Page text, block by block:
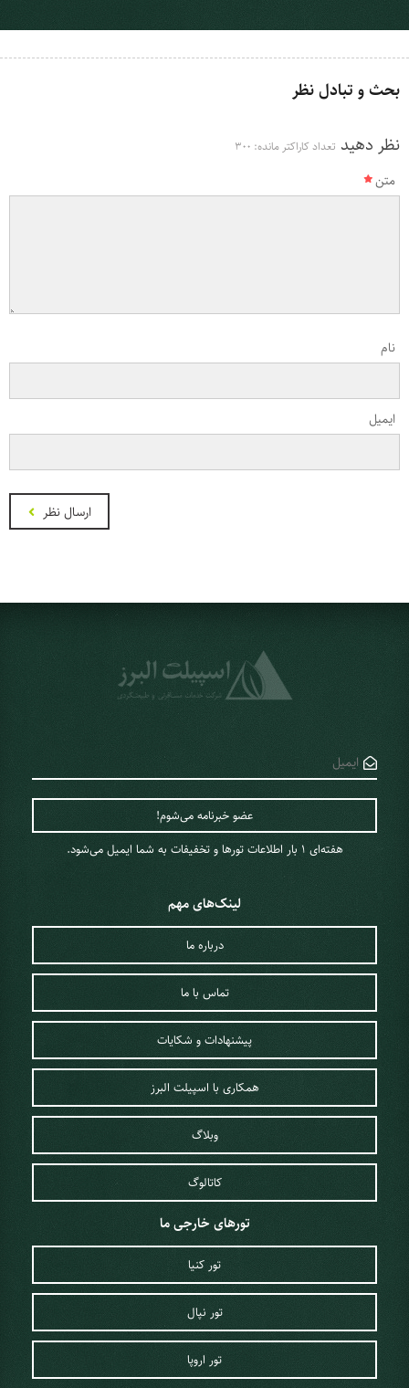
بحث و تبادل نظر
نظر دهید تعداد کاراکتر مانده: 300
متن
نام
ایمیل
ارسال نظر
هفته‌ای 1 ‌بار اطلاعات تورها و تخفیفات به شما ایمیل می‌شود.
لینک‌های مهم
درباره ما
تماس با ما
پیشنهادات و شکایات
همکاری با اسپیلت البرز
وبلاگ
کاتالوگ
تورهای خارجی ما
تور کنیا
تور نپال
تور اروپا